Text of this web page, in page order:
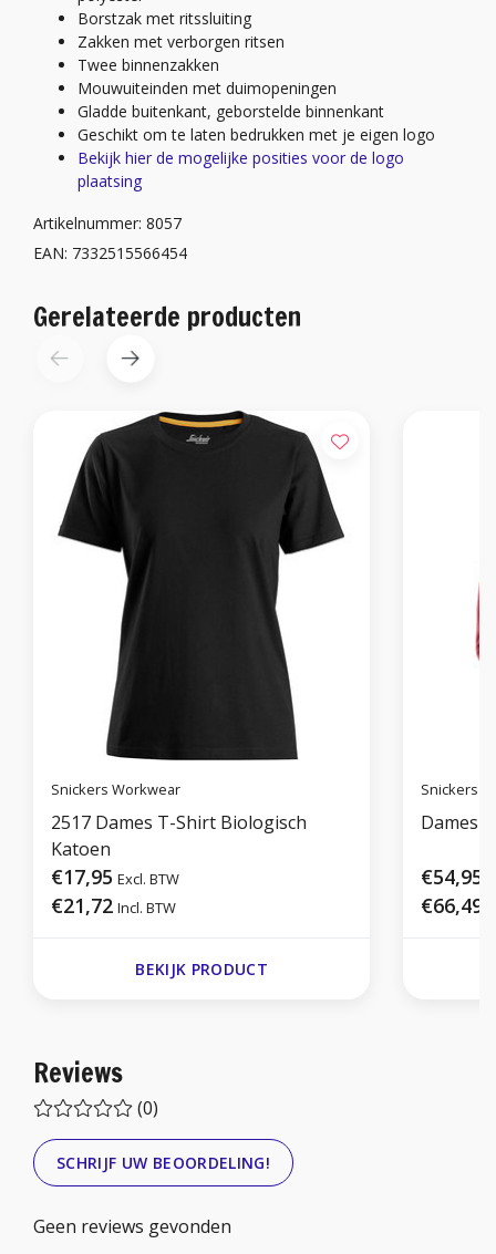
Borstzak met ritssluiting
Zakken met verborgen ritsen
Twee binnenzakken
Mouwuiteinden met duimopeningen
Gladde buitenkant, geborstelde binnenkant
Geschikt om te laten bedrukken met je eigen logo
Bekijk hier de mogelijke posities voor de logo
plaatsing
Artikelnummer: 8057
EAN: 7332515566454
Gerelateerde producten
Snickers Workwear
2517 Dames T-Shirt Biologisch
Katoen
€17,95 Excl. BTW
€21,72 Incl. BTW
BEKIJK PRODUCT
Snickers
Dames
€54,95
€66,49
Reviews
(0)
SCHRIJF UW BEOORDELING!
Geen reviews gevonden